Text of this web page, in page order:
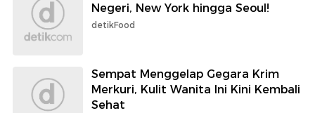
Negeri, New York hingga Seoul!
detikFood
Sempat Menggelap Gegara Krim
Merkuri, Kulit Wanita Ini Kini Kembali
Sehat